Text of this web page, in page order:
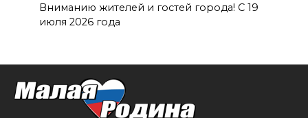
Вниманию жителей и гостей города! С 19
июля 2026 года